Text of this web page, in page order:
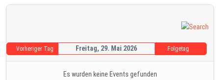
Vorheriger Tag Freitag, 29. Mai 2026 Folgetag
Es wurden keine Events gefunden